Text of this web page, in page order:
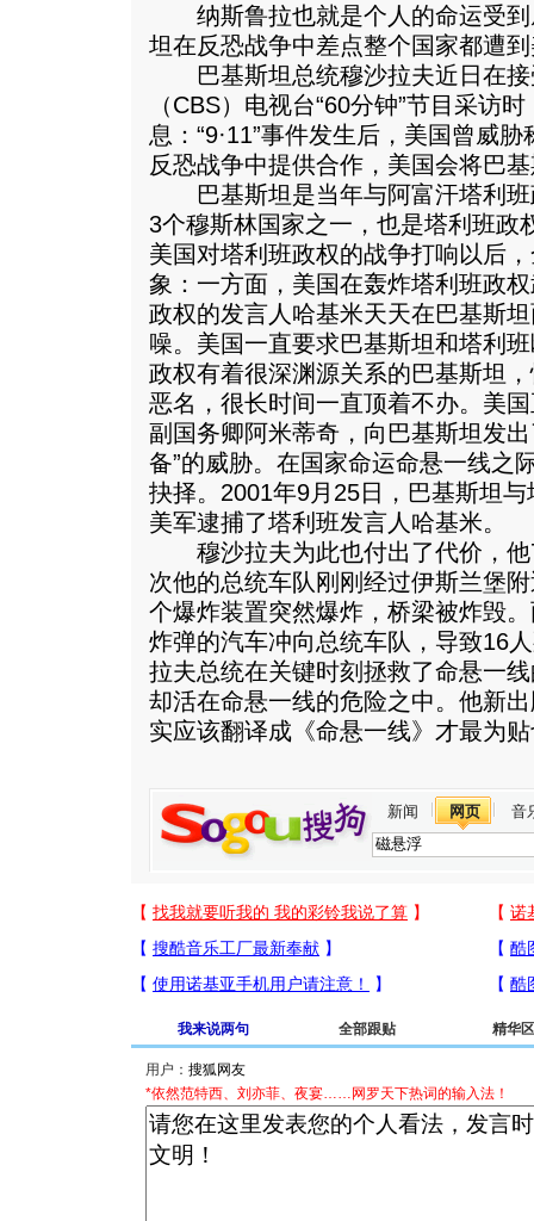
纳斯鲁拉也就是个人的命运受到
坦在反恐战争中差点整个国家都遭到
巴基斯坦总统穆沙拉夫近日在接
（CBS）电视台“60分钟”节目采访
息：“9·11”事件发生后，美国曾威
反恐战争中提供合作，美国会将巴
巴基斯坦是当年与阿富汗塔利班
3个穆斯林国家之一，也是塔利班政
美国对塔利班政权的战争打响以后
象：一方面，美国在轰炸塔利班政
政权的发言人哈基米天天在巴基斯
噪。美国一直要求巴基斯坦和塔利
政权有着很深渊源关系的巴基斯坦
恶名，很长时间一直顶着不办。美
副国务卿阿米蒂奇，向巴基斯坦发
备”的威胁。在国家命运命悬一线之
抉择。2001年9月25日，巴基斯坦
美军逮捕了塔利班发言人哈基米。
穆沙拉夫为此也付出了代价，他
次他的总统车队刚刚经过伊斯兰堡
个爆炸装置突然爆炸，桥梁被炸毁
炸弹的汽车冲向总统车队，导致16
拉夫总统在关键时刻拯救了命悬一
却活在命悬一线的危险之中。他新
实应该翻译成《命悬一线》才最为
新闻 网页 音
我来说两句 全部跟贴 精华区
用户：
*依然范特西、刘亦菲、夜宴……网罗天下热词的输入法！